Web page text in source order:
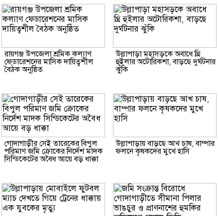
রায়গঞ্জ উপজেলা শ্রমিক কল্যাণ
ফেডারেশনের মাসিক দায়িত্বশীল
বৈঠক অনুষ্ঠিত
উল্লাপাড়া মহাসড়কে অবাধে থ্রি
হুইলার অটোরিকশা, বাড়ছে দুর্ঘটনার
ঝুঁকি
গোদাগাড়ীর সেই তারেকের বিপুল
পরিমাণ জমি ক্রোকের নির্দেশ মাদক
সিন্ডিকেটের অবৈধ আয়ে বড় ধাক্কা
উল্লাপাড়ায় বাড়ছে আখ চাষ, বাম্পার
ফলনে কৃষকদের মুখে হাসি